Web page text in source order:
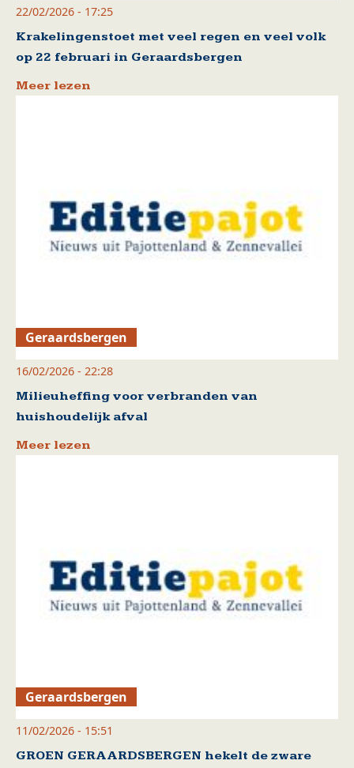
22/02/2026 - 17:25
Krakelingenstoet met veel regen en veel volk
op 22 februari in Geraardsbergen
Meer lezen
Geraardsbergen
16/02/2026 - 22:28
Milieuheffing voor verbranden van
huishoudelijk afval
Meer lezen
Geraardsbergen
11/02/2026 - 15:51
GROEN GERAARDSBERGEN hekelt de zware